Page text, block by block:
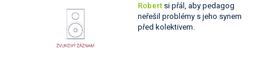
Robert si přál, aby pedagog
neřešil problémy s jeho synem
před kolektivem.